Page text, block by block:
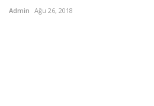
Admin Ağu 26, 2018